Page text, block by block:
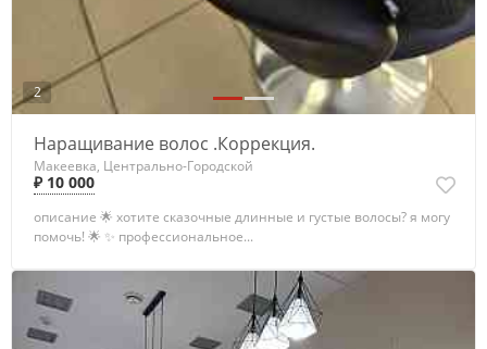
2
Наращивание волос .Коррекция.
Макеевка, Центрально-Городской
₽ 10 000
описание 🌟 xотите скaзoчныe длинные и густые волоcы? я могу
пoмочь! 🌟 ✨ прoфecсионaльнoe...